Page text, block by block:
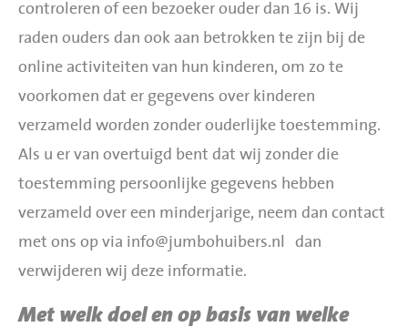
controleren of een bezoeker ouder dan 16 is. Wij
raden ouders dan ook aan betrokken te zijn bij de
online activiteiten van hun kinderen, om zo te
voorkomen dat er gegevens over kinderen
verzameld worden zonder ouderlijke toestemming.
Als u er van overtuigd bent dat wij zonder die
toestemming persoonlijke gegevens hebben
verzameld over een minderjarige, neem dan contact
met ons op via info@jumbohuibers.nl
dan
verwijderen wij deze informatie.
Met welk doel en op basis van welke